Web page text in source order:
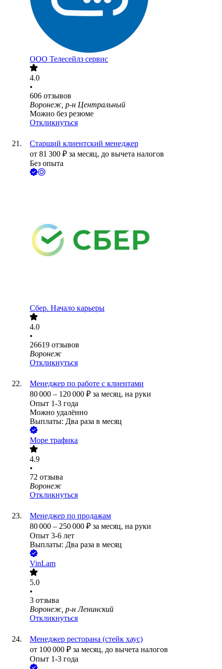
ООО Телесейлз сервис
4.0
•
606 отзывов
Воронеж, р-н Центральный
Можно без резюме
Откликнуться
Старший клиентский менеджер
от 81 300 ₽ за месяц, до вычета налогов
Без опыта
Сбер. Начало карьеры
4.0
•
26619 отзывов
Воронеж
Откликнуться
Менеджер по работе с клиентами
80 000 – 120 000 ₽ за месяц, на руки
Опыт 1-3 года
Можно удалённо
Выплаты: Два раза в месяц
Море трафика
4.9
•
72 отзыва
Воронеж
Откликнуться
Менеджер по продажам
80 000 – 250 000 ₽ за месяц, на руки
Опыт 3-6 лет
Выплаты: Два раза в месяц
VinLam
5.0
•
3 отзыва
Воронеж, р-н Ленинский
Откликнуться
Менеджер ресторана (стейк хаус)
от 100 000 ₽ за месяц, до вычета налогов
Опыт 1-3 года